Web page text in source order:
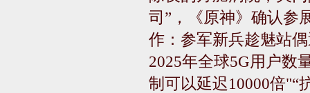
司”，《原神》确认参
作：参军新兵趁魅站
2025年全球5G用户数
制可以延迟10000倍"“